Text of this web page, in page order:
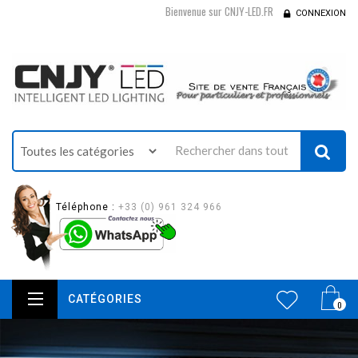
Bienvenue sur CNJY-LED.FR CONNEXION
Téléphone : +33 (0) 961 324 966
0
CATÉGORIES